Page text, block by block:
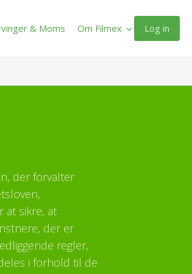
& Moms Om Filmex Log in
der forvalter
at sikre, at
der er
regler,
i forhold til de